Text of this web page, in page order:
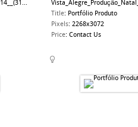
Title: Portfólio Produto
Pixels: 2268x3072
Price: Contact Us